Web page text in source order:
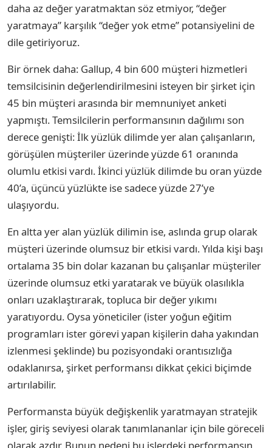
daha az değer yaratmaktan söz etmiyor, “değer
yaratmaya” karşılık “değer yok etme” potansiyelini de
dile getiriyoruz.
Bir örnek daha: Gallup, 4 bin 600 müşteri hizmetleri
temsilcisinin değerlendirilmesini isteyen bir şirket için
45 bin müşteri arasında bir memnuniyet anketi
yapmıştı. Temsilcilerin performansının dağılımı son
derece genişti: İlk yüzlük dilimde yer alan çalışanların,
görüşülen müşteriler üzerinde yüzde 61 oranında
olumlu etkisi vardı. İkinci yüzlük dilimde bu oran yüzde
40’a, üçüncü yüzlükte ise sadece yüzde 27’ye
ulaşıyordu.
En altta yer alan yüzlük dilimin ise, aslında grup olarak
müşteri üzerinde olumsuz bir etkisi vardı. Yılda kişi başı
ortalama 35 bin dolar kazanan bu çalışanlar müşteriler
üzerinde olumsuz etki yaratarak ve büyük olasılıkla
onları uzaklaştırarak, topluca bir değer yıkımı
yaratıyordu. Oysa yöneticiler (ister yoğun eğitim
programları ister görevi yapan kişilerin daha yakından
izlenmesi şeklinde) bu pozisyondaki orantısızlığa
odaklanırsa, şirket performansı dikkat çekici biçimde
artırılabilir.
Performansta büyük değişkenlik yaratmayan stratejik
işler, giriş seviyesi olarak tanımlananlar için bile göreceli
olarak azdır. Bunun nedeni bu işlerdeki performansın,